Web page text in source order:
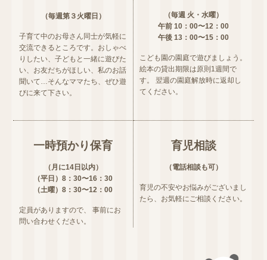
（毎週第３火曜日）
子育て中のお母さん同士が気軽に
交流できるところです。おしゃべ
りしたい、子どもと一緒に遊びた
い、お友だちがほしい、私のお話
聞いて…そんなママたち、ぜひ遊
びに来て下さい。
（毎週 火・水曜）
午前 10：00〜12：00
午後 13：00〜15：00
こども園の園庭で遊びましょう。
絵本の貸出期限は原則1週間で
す。
翌週の園庭解放時に返却し
てください。
一時預かり保育
（月に14日以内）
（平日）8：30〜16：30
（土曜）8：30〜12：00
定員がありますので、
事前にお
問い合わせください。
育児相談
（電話相談も可）
育児の不安やお悩みがございまし
たら、お気軽にご相談ください。